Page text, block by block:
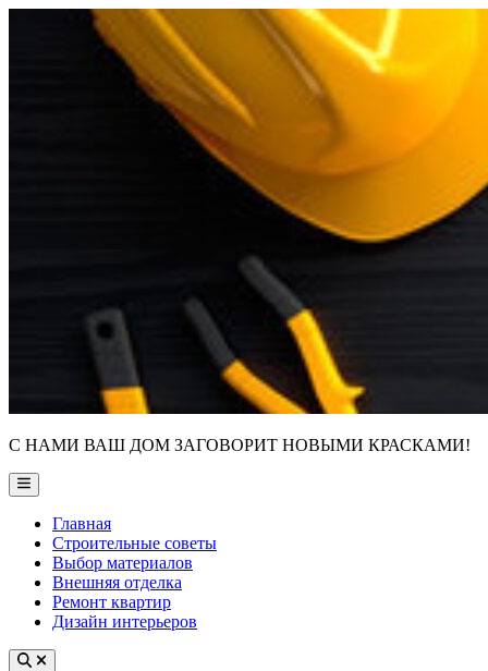
С НАМИ ВАШ ДОМ ЗАГОВОРИТ НОВЫМИ КРАСКАМИ!
Main
Menu
Главная
Строительные советы
Выбор материалов
Внешняя отделка
Ремонт квартир
Дизайн интерьеров